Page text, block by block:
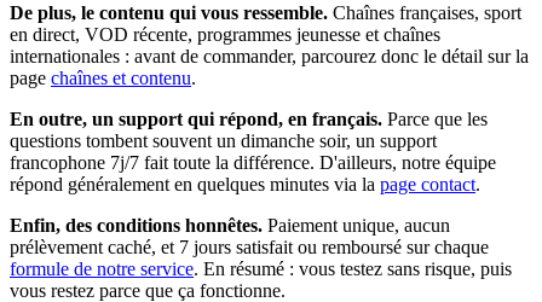
De plus, le contenu qui vous ressemble. Chaînes françaises, sport
en direct, VOD récente, programmes jeunesse et chaînes
internationales : avant de commander, parcourez donc le détail sur la
page chaînes et contenu.
En outre, un support qui répond, en français. Parce que les
questions tombent souvent un dimanche soir, un support
francophone 7j/7 fait toute la différence. D'ailleurs, notre équipe
répond généralement en quelques minutes via la page contact.
Enfin, des conditions honnêtes. Paiement unique, aucun
prélèvement caché, et 7 jours satisfait ou remboursé sur chaque
formule de notre service. En résumé : vous testez sans risque, puis
vous restez parce que ça fonctionne.